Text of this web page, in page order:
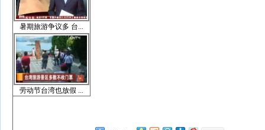
暑期旅游争议多 台...
劳动节台湾也放假 ...